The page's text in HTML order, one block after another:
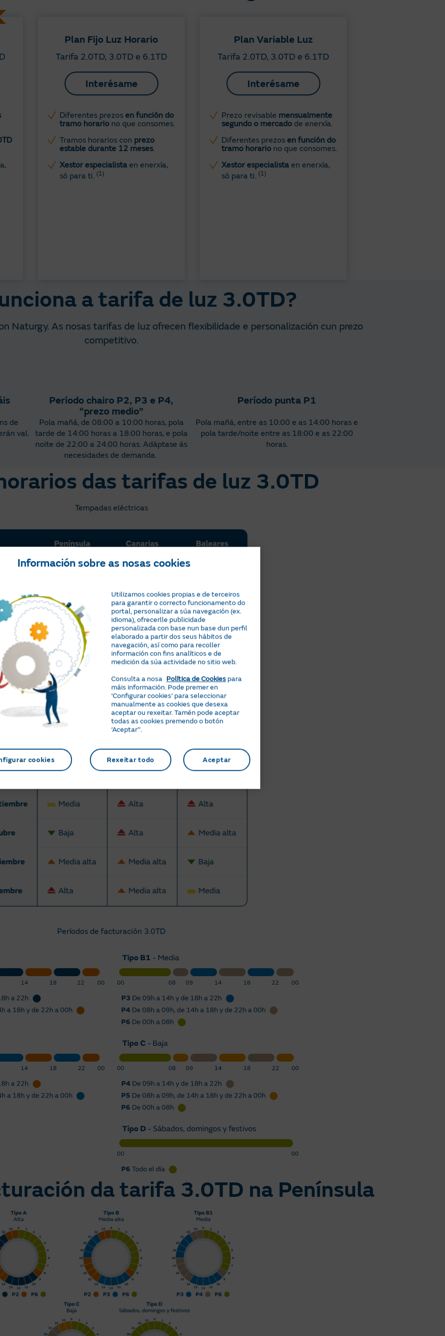
Plan Fijo Luz Horario
Tarifa 2.0TD, 3.0TD e 6.1TD
Interésame
Diferentes prezos en función do
tramo horario no que consomes.
Tramos horarios con prezo
estable durante 12 meses.
Xestor especialista en enerxía,
só para ti. (1)
Plan Variable Luz
Tarifa 2.0TD, 3.0TD e 6.1TD
Interésame
Prezo revisable mensualmente
segundo o mercado de enerxía.
Diferentes prezos en función do
tramo horario no que consomes.
Xestor especialista en enerxía,
só para ti. (1)
a tarifa de luz 3.0TD?
Naturgy. As nosas tarifas de luz ofrecen flexibilidade e personalización cun prezo
competitivo.
de
val.
Período chairo P2, P3 e P4,
“prezo medio”
Pola mañá, de 08:00 a 10:00 horas, pola
tarde de 14:00 horas a 18:00 horas, e pola
noite de 22:00 a 24:00 horas. Adáptase ás
necesidades de demanda. ​
Período punta P1
Pola mañá, entre as 10:00 e as 14:00 horas e
pola tarde/noite entre as 18:00 e as 22:00
horas.
das tarifas de luz 3.0TD
Tempadas eléctricas
Períodos de facturación 3.0TD
da tarifa 3.0TD na Península
Información sobre as nosas cookies
Utilizamos cookies propias e de terceiros
para garantir o correcto funcionamento do
portal, personalizar a súa navegación (ex.
idioma), ofrecerlle publicidade
personalizada con base nun base dun perfil
elaborado a partir dos seus hábitos de
navegación, así como para recoller
información con fins analíticos e de
medición da súa actividade no sitio web.
Consulta a nosa Política de Cookies para
máis información. Pode premer en
‘Configurar cookies’ para seleccionar
manualmente as cookies que desexa
aceptar ou rexeitar. Tamén pode aceptar
todas as cookies premendo o botón
‘Aceptar’’.
cookies Rexeitar todo Aceptar